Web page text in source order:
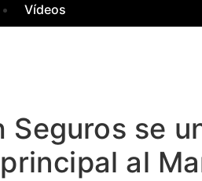
Vídeos
Seguros se
principal al